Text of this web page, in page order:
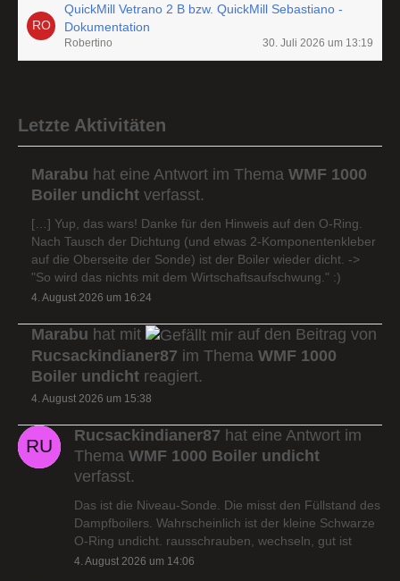
QuickMill Vetrano 2 B bzw. QuickMill Sebastiano -
Dokumentation
Robertino 30. Juli 2026 um 13:19
Letzte Aktivitäten
Marabu hat eine Antwort im Thema WMF 1000
Boiler undicht verfasst.
[…] Yup, das wars! Danke für den Hinweis auf den O-Ring.
Nach Tausch der Dichtung (und etwas 2-Komponentenkleber
auf die Oberseite der Sonde) ist der Boiler wieder dicht. ->
"So wird das nichts mit dem Wirtschaftsaufschwung." :)
4. August 2026 um 16:24
Marabu hat mit
auf den Beitrag von
Rucsackindianer87 im Thema WMF 1000
Boiler undicht reagiert.
4. August 2026 um 15:38
Rucsackindianer87 hat eine Antwort im
Thema WMF 1000 Boiler undicht
verfasst.
Das ist die Niveau-Sonde. Die misst den Füllstand des
Dampfboilers. Wahrscheinlich ist der kleine Schwarze
O-Ring undicht. rausschrauben, wechseln, gut ist
4. August 2026 um 14:06